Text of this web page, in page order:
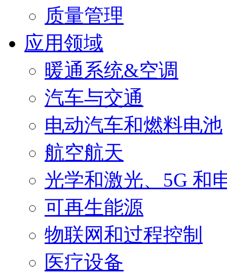
质量管理
应用领域
暖通系统&空调
汽车与交通
电动汽车和燃料电池
航空航天
光学和激光、5G 和
可再生能源
物联网和过程控制
医疗设备